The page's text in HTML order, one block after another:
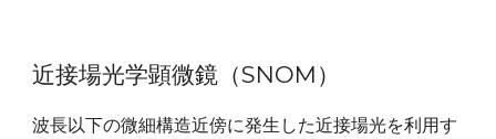
近接場光学顕微鏡（SNOM）
波長以下の微細構造近傍に発生した近接場光を利用す